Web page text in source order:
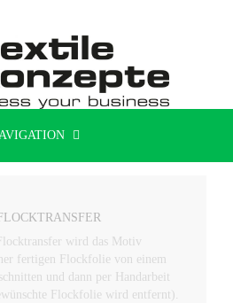
FLOCKTRANSFER
wird das Motiv
fertigen Flockfolie von einem
und dann per Handarbeit
Flockfolie wird entfernt).